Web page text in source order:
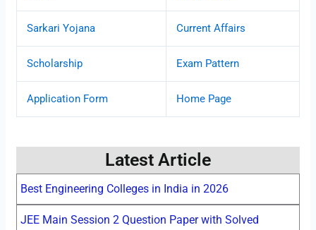
Sarkari Yojana Current Affairs
Scholarship Exam Pattern
Application Form Home Page
Latest Article
Best Engineering Colleges in India in 2026
JEE Main Session 2 Question Paper with Solved